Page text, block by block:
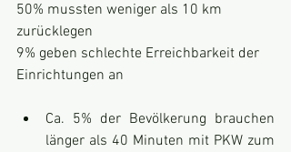
50% mussten weniger als 10 km
zurücklegen
9% geben schlechte Erreichbarkeit der
Einrichtungen an
Ca. 5% der Bevölkerung brauchen
länger als 40 Minuten mit PKW zum